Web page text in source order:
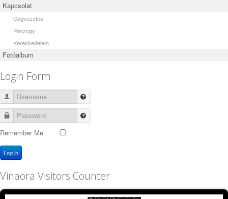
Kapcsolat
Cégvezetés
Pénzügy
Kereskedelem
Fotóalbum
Login Form
Username
Password
Remember Me
Log in
Vinaora Visitors Counter